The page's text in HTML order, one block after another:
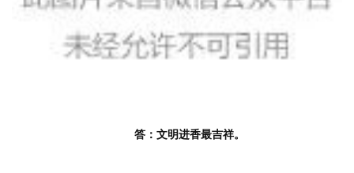
答：文明进香最吉祥。